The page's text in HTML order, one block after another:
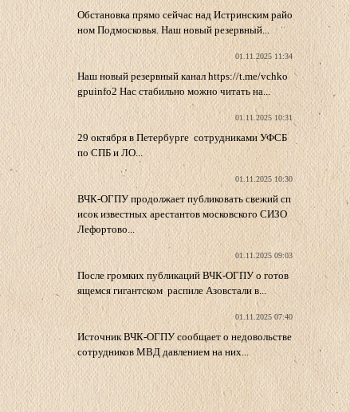
Обстановка прямо сейчас над Истринским райо
ном Подмосковья. Наш новый резервный...
01.11.2025 11:34
Наш новый резервный канал https://t.me/vchko
gpuinfo2 Нас стабильно можно читать на...
01.11.2025 10:31
29 октября в Петербурге сотрудниками УФСБ
по СПБ и ЛО...
01.11.2025 10:30
ВЧК-ОГПУ продолжает публиковать свежий сп
исок известных арестантов московского СИЗО
Лефортово...
01.11.2025 09:03
После громких публикаций ВЧК-ОГПУ о готов
ящемся гигантском распиле Азовстали в...
01.11.2025 07:40
Источник ВЧК-ОГПУ сообщает о недовольстве
сотрудников МВД давлением на них...